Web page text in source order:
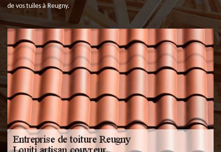
de vos tuiles à Reugny.